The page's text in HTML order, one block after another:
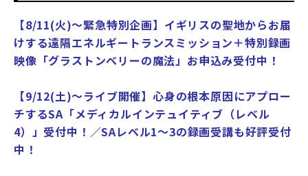
【8/11(火)～緊急特別企画】イギリスの聖地からお届
けする遠隔エネルギートランスミッション＋特別録画
映像「グラストンベリーの魔法」お申込み受付中！
【9/12(土)～ライブ開催】心身の根本原因にアプロー
チするSA「メディカルインテュイティブ（レベル
4）」受付中！／SAレベル1〜3の録画受講も好評受付
中！